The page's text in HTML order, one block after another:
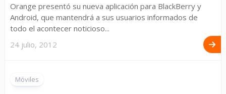
Orange presentó su nueva aplicación para BlackBerry y
Android, que mantendrá a sus usuarios informados de
todo el acontecer noticioso...
24 julio, 2012
Móviles